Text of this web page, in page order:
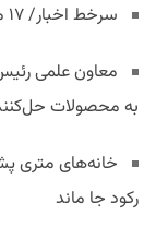
سرخط اخبار/ ۱۷ مرداد ۱۴۰۵
معاون علمی
به محصولات
خانه‌های متری
رکود جا ماند